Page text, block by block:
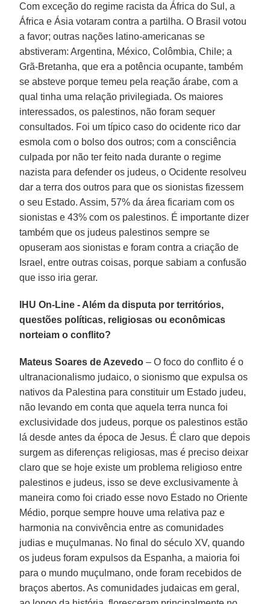
Com exceção do regime racista da África do Sul, a
África e Ásia votaram contra a partilha. O Brasil votou
a favor; outras nações latino-americanas se
abstiveram: Argentina, México, Colômbia, Chile; a
Grã-Bretanha, que era a potência ocupante, também
se absteve porque temeu pela reação árabe, com a
qual tinha uma relação privilegiada. Os maiores
interessados, os palestinos, não foram sequer
consultados. Foi um típico caso do ocidente rico dar
esmola com o bolso dos outros; com a consciência
culpada por não ter feito nada durante o regime
nazista para defender os judeus, o Ocidente resolveu
dar a terra dos outros para que os sionistas fizessem
o seu Estado. Assim, 57% da área ficariam com os
sionistas e 43% com os palestinos. É importante dizer
também que os judeus palestinos sempre se
opuseram aos sionistas e foram contra a criação de
Israel, entre outras coisas, porque sabiam a confusão
que isso iria gerar.
IHU On-Line - Além da disputa por territórios,
questões políticas, religiosas ou econômicas
norteiam o conflito?
Mateus Soares de Azevedo – O foco do conflito é o
ultranacionalismo judaico, o sionismo que expulsa os
nativos da Palestina para constituir um Estado judeu,
não levando em conta que aquela terra nunca foi
exclusividade dos judeus, porque os palestinos estão
lá desde antes da época de Jesus. É claro que depois
surgem as diferenças religiosas, mas é preciso deixar
claro que se hoje existe um problema religioso entre
palestinos e judeus, isso se deve exclusivamente à
maneira como foi criado esse novo Estado no Oriente
Médio, porque sempre houve uma relativa paz e
harmonia na convivência entre as comunidades
judias e muçulmanas. No final do século XV, quando
os judeus foram expulsos da Espanha, a maioria foi
para o mundo muçulmano, onde foram recebidos de
braços abertos. As comunidades judaicas em geral,